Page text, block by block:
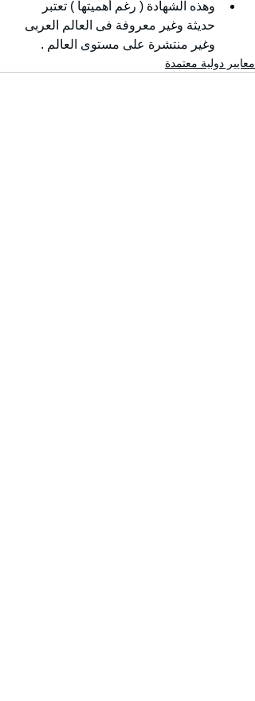
وهذه الشهادة ( رغم أهميتها ) تعتبر
حديثة وغير معروفة فى العالم العربى
وغير منتشرة على مستوى العالم .
معايير دولية معتمدة